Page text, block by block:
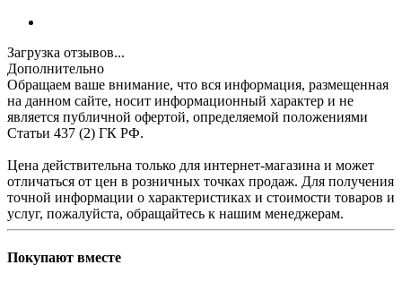
Загрузка отзывов...
Дополнительно
Обращаем ваше внимание, что вся информация, размещенная
на данном сайте, носит информационный характер и не
является публичной офертой, определяемой положениями
Статьи 437 (2) ГК РФ.
Цена действительна только для интернет-магазина и может
отличаться от цен в розничных точках продаж. Для получения
точной информации о характеристиках и стоимости товаров и
услуг, пожалуйста, обращайтесь к нашим менеджерам.
Покупают вместе